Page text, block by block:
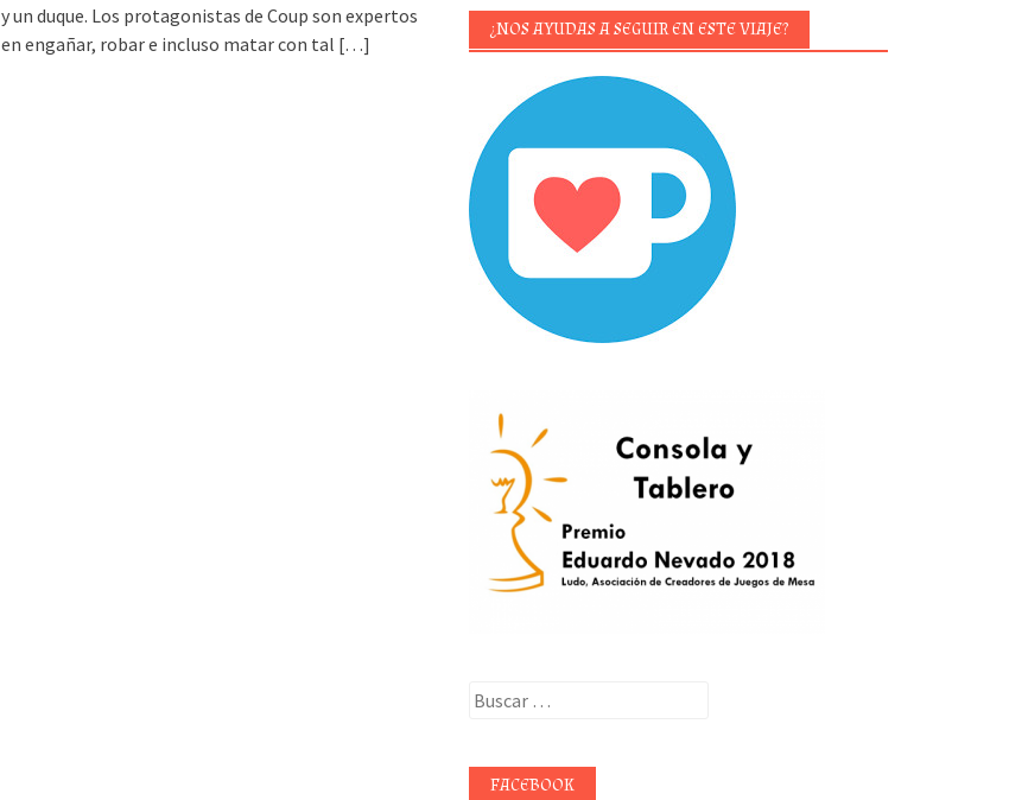
y un duque. Los protagonistas de Coup son expertos
en engañar, robar e incluso matar con tal […]
¿NOS AYUDAS A SEGUIR EN ESTE VIAJE?
Buscar:
FACEBOOK